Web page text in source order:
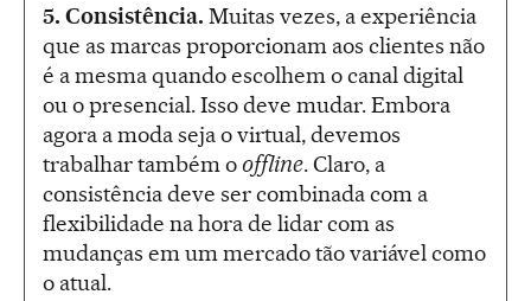
5. Consistência. Muitas vezes, a experiência
que as marcas proporcionam aos clientes não
é a mesma quando escolhem o canal digital
ou o presencial. Isso deve mudar. Embora
agora a moda seja o virtual, devemos
trabalhar também ooffline. Claro, a
consistência deve ser combinada com a
flexibilidade na hora de lidar com as
mudanças em um mercado tão variável como
o atual.